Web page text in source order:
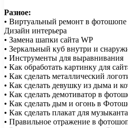
Разное:
• Виртуальный ремонт в
Дизайн интерьера
• Замена шапки сайта WP
• Зеркальный куб внутри и
• Инструменты для выравнивания
• Как обработать картинку для
• Как сделать металлический
• Как сделать девушку из дыма и
• Как сделать демотиватор в
• Как сделать дым и огонь в
• Как сделать плакат для музыканта
• Правильное отражение в